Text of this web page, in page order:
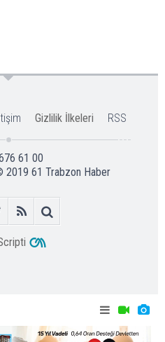
Gizlilik İlkeleri RSS
61 00
2019 61 Trabzon Haber